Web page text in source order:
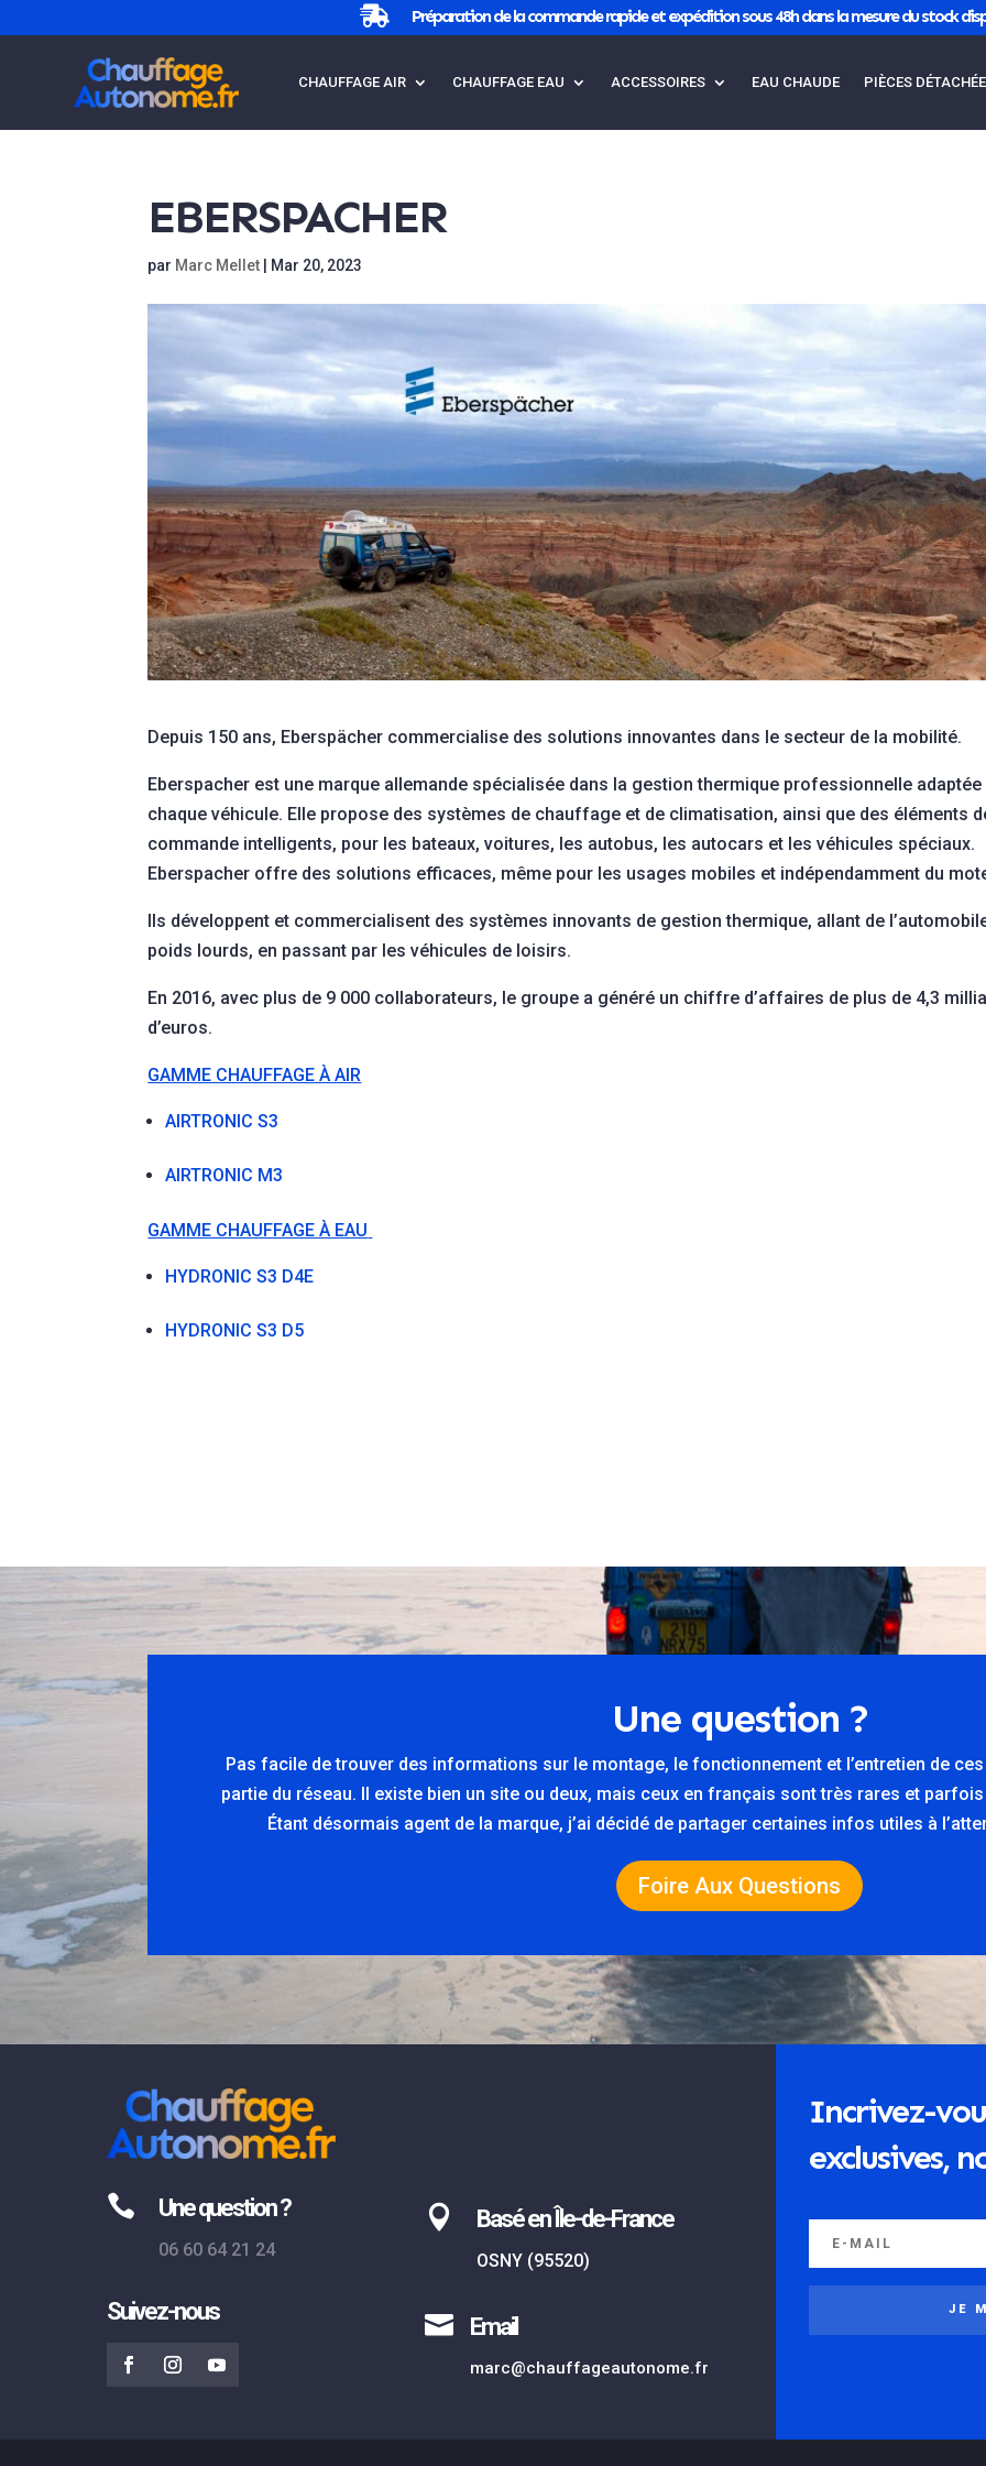
 Préparation de la commande rapide et expédition sous 48h dans la mesure du stock
CHAUFFAGE AIR CHAUFFAGE EAU ACCESSOIRES EAU CHAUDE PIÈCES
EBERSPACHER
par Marc Mellet Mar 20, 2023
Depuis 150 ans, Eberspächer commercialise des solutions innovantes dans le secteur de la mobilité.
Eberspacher est une marque allemande spécialisée dans la gestion thermique professionnelle adaptée
chaque véhicule. Elle propose des systèmes de chauffage et de climatisation, ainsi que des éléments
commande intelligents, pour les bateaux, voitures, les autobus, les autocars et les véhicules spéciaux.
Eberspacher offre des solutions efficaces, même pour les usages mobiles et indépendamment du
Ils développent et commercialisent des systèmes innovants de gestion thermique, allant de
poids lourds, en passant par les véhicules de loisirs.
En 2016, avec plus de 9 000 collaborateurs, le groupe a généré un chiffre d’affaires de plus de 4,3
d’euros.
GAMME CHAUFFAGE À AIR
AIRTRONIC S3
AIRTRONIC M3
GAMME CHAUFFAGE À EAU
HYDRONIC S3 D4E
HYDRONIC S3 D5
Une question ?
Pas facile de trouver des informations sur le montage, le fonctionnement et l’entretien de
partie du réseau. Il existe bien un site ou deux, mais ceux en français sont très rares et
Étant désormais agent de la marque, j’ai décidé de partager certaines infos utiles à
Foire Aux Questions
 Une question ?
06 60 64 21 24
Suivez-nous
 Basé en Île-de-France
OSNY (95520)
 Email
marc@chauffageautonome.fr
Incrivez-
exclusives,
JE